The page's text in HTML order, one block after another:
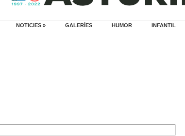
NOTICIES » GALERÍES HUMOR INFANTIL